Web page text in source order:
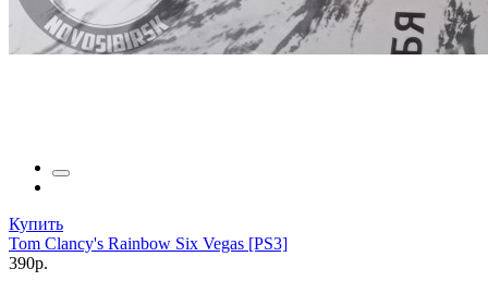
Купить
Tom Clancy's Rainbow Six Vegas [PS3]
390р.